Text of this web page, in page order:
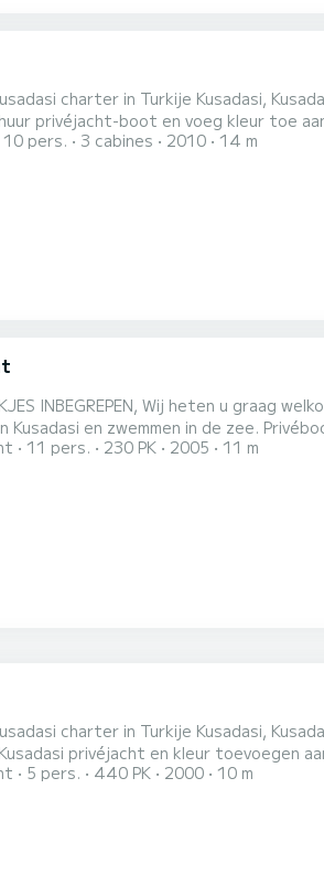
charter in Turkije Kusadasi,
privéjacht-boot en voeg kleur toe
en frisdranken zijn inbegrepen in de
10 pers. 3 cabines 2010 14 m
INBEGREPEN, Wij heten u graag
Privébootverhuur Kusadasi, Kusadasi charter in Turkije Kusadasi,
Kusadasi Nationaal Park,
11 pers. 230 PK 2005 11 m
charter in Turkije Kusadasi,
privéjacht en kleur toevoegen
aan. Neem contact met ons op voor
5 pers. 440 PK 2000 10 m